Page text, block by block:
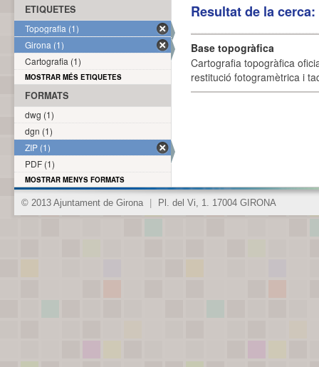
Resultat de la
Base topogràfica
Cartografia topogràfica
restitució fotogramètrica i
ETIQUETES
Topografia (1)
Girona (1)
Cartografia (1)
MOSTRAR MÉS ETIQUETES
FORMATS
dwg (1)
dgn (1)
ZIP (1)
PDF (1)
MOSTRAR MENYS FORMATS
© 2013 Ajuntament de Girona Pl. del Vi, 1. 17004 GIRONA